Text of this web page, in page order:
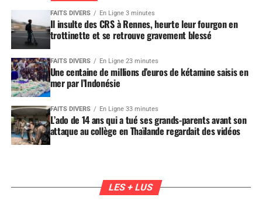
FAITS DIVERS En Ligne 3 minutes
Il insulte des CRS à Rennes, heurte leur fourgon en
trottinette et se retrouve gravement blessé
FAITS DIVERS En Ligne 23 minutes
Une centaine de millions d’euros de kétamine saisis en
mer par l’Indonésie
FAITS DIVERS En Ligne 33 minutes
L’ado de 14 ans qui a tué ses grands-parents avant son
attaque au collège en Thaïlande regardait des vidéos
LES + LUS